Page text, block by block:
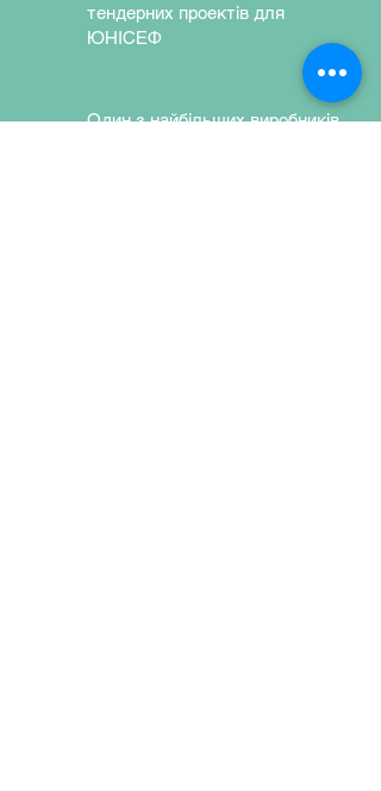
тендерних проектів для
ЮНІСЕФ
Один з найбільших виробників